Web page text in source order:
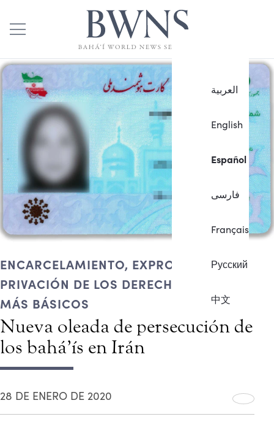
العربية
English
Español
فارسی
Français
Русский
中文
ENCARCELAMIENTO, EXPROPIACIÓN,
PRIVACIÓN DE LOS DERECHOS CIVILES
MÁS BÁSICOS
Nueva oleada de persecución de
los bahá’ís en Irán
28 DE ENERO DE 2020